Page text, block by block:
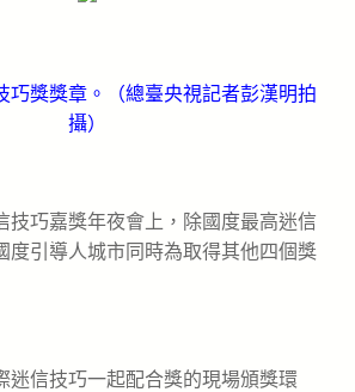
獎獎章。（總臺央視記者彭漢明拍
攝）
技巧嘉獎年夜會上，除國度最高迷信
度引導人城市同時為取得其他四個獎
迷信技巧一起配合獎的現場頒獎環